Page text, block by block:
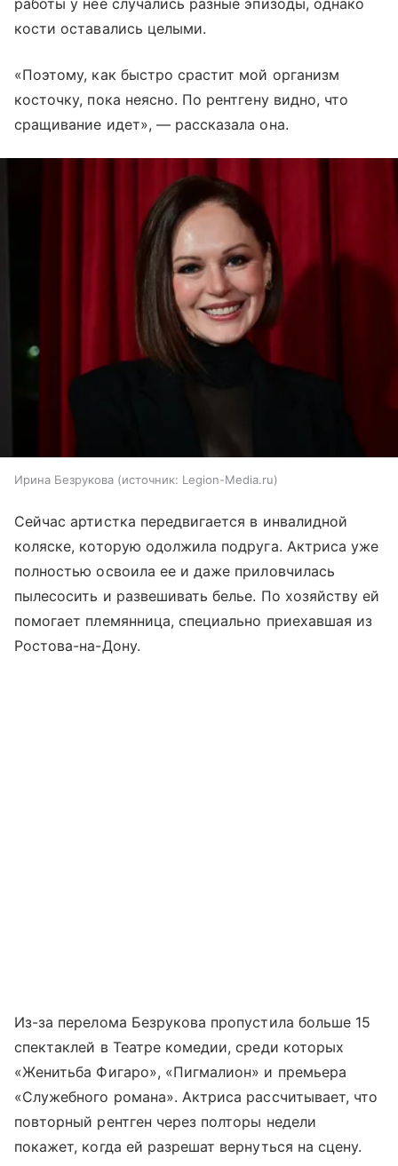
работы у нее случались разные эпизоды, однако
кости оставались целыми.
«Поэтому, как быстро срастит мой организм
косточку, пока неясно. По рентгену видно, что
сращивание идет», — рассказала она.
Ирина Безрукова источник: Legion-Media.ru
Сейчас артистка передвигается в инвалидной
коляске, которую одолжила подруга. Актриса уже
полностью освоила ее и даже приловчилась
пылесосить и развешивать белье. По хозяйству ей
помогает племянница, специально приехавшая из
Ростова-на-Дону.
Из-за перелома Безрукова пропустила больше 15
спектаклей в Театре комедии, среди которых
«Женитьба Фигаро», «Пигмалион» и премьера
«Служебного романа». Актриса рассчитывает, что
повторный рентген через полторы недели
покажет, когда ей разрешат вернуться на сцену.